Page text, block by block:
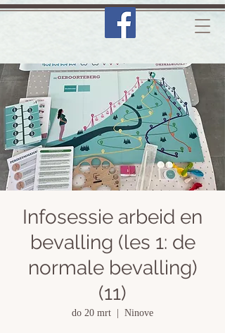
Infosessie arbeid en
bevalling (les 1: de
normale bevalling)
(11)
do 20 mrt Ninove